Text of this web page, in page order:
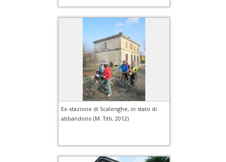
Ex-stazione di Scalenghe, in stato di
abbandono (M. Titli, 2012)